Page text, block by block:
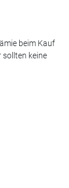
beim Kauf
sollten keine